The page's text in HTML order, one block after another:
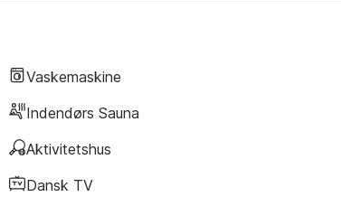
Vaskemaskine
Indendørs Sauna
Aktivitetshus
Dansk TV